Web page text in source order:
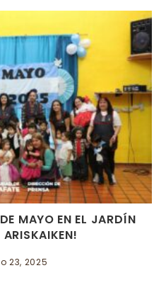
MAYO EN EL JARDÍN
ARISKAIKEN!
23, 2025